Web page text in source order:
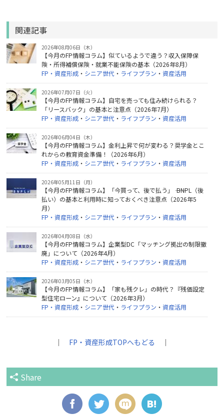
関連記事
2026年08月06日（木）
【今月のFP情報コラム】似ているようで違う？収入保障保
険・所得補償保険・就業不能保険の基本（2026年8月）
FP・資産形成 ・ シニア世代 ・ ライフプラン ・資産活用
2026年07月07日（火）
【今月のFP情報コラム】自宅を売っても住み続けられる？
「リースバック」の基本と注意点（2026年7月）
FP・資産形成 ・ シニア世代 ・ ライフプラン ・資産活用
2026年06月04日（木）
【今月のFP情報コラム】金利上昇で何が変わる？奨学金とこ
れからの教育資金準備！（2026年6月）
FP・資産形成 ・ シニア世代 ・ ライフプラン ・資産活用
2026年05月11日（月）
【今月のFP情報コラム】「今買って、後で払う」 ―― BNPL（後
払い）の基本と利用時に知っておくべき注意点（2026年5
月）
FP・資産形成 ・ シニア世代 ・ ライフプラン ・資産活用
2026年04月08日（水）
【今月のFP情報コラム】企業型DC「マッチング拠出の制限撤
廃」について（2026年4月）
FP・資産形成 ・ シニア世代 ・ ライフプラン ・資産活用
2026年03月05日（木）
【今月のFP情報コラム】「家も残クレ」の時代？『残価設定
型住宅ローン』について（2026年3月）
FP・資産形成 ・ シニア世代 ・ ライフプラン ・資産活用
｜ FP・資産形成TOPへもどる ｜
Share